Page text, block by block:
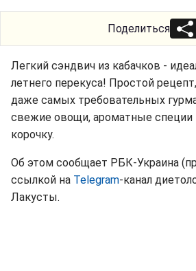
Поделиться
Легкий сэндвич из кабачков -
летнего перекуса! Простой
даже самых требовательных
свежие овощи, ароматные специи
корочку.
Об этом сообщает РБК-Украина
ссылкой на Telegram-канал
Лакусты.